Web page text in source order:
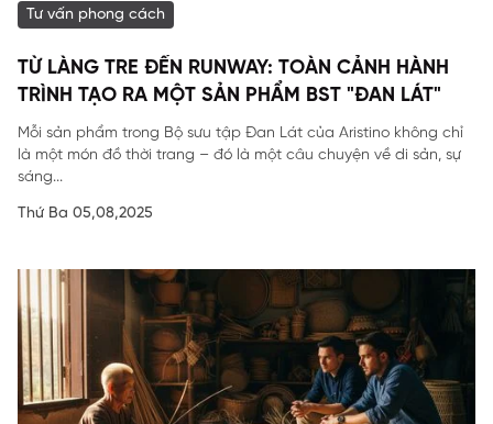
Tư vấn phong cách
TỪ LÀNG TRE ĐẾN RUNWAY: TOÀN CẢNH HÀNH
TRÌNH TẠO RA MỘT SẢN PHẨM BST "ĐAN LÁT"
Mỗi sản phẩm trong Bộ sưu tập Đan Lát của Aristino không chỉ
là một món đồ thời trang – đó là một câu chuyện về di sản, sự
sáng...
Thứ Ba 05,08,2025